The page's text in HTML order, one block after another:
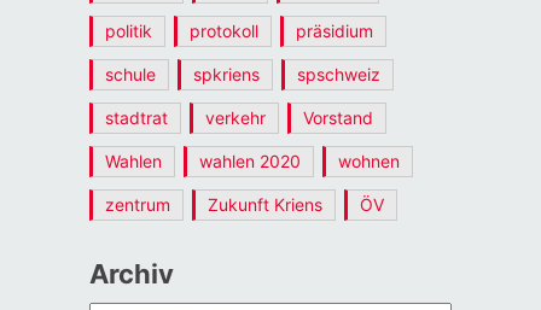
politik protokoll präsidium
schule spkriens spschweiz
stadtrat verkehr Vorstand
Wahlen wahlen 2020 wohnen
zentrum Zukunft Kriens ÖV
Archiv